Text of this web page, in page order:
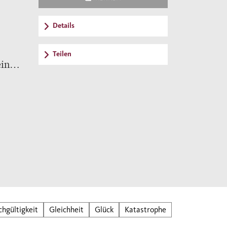
wir
Details
Teilen
Gleichheit Glück
Katastrophe